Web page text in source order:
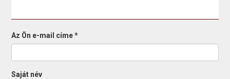
Az Ön e-mail címe*
Saját név